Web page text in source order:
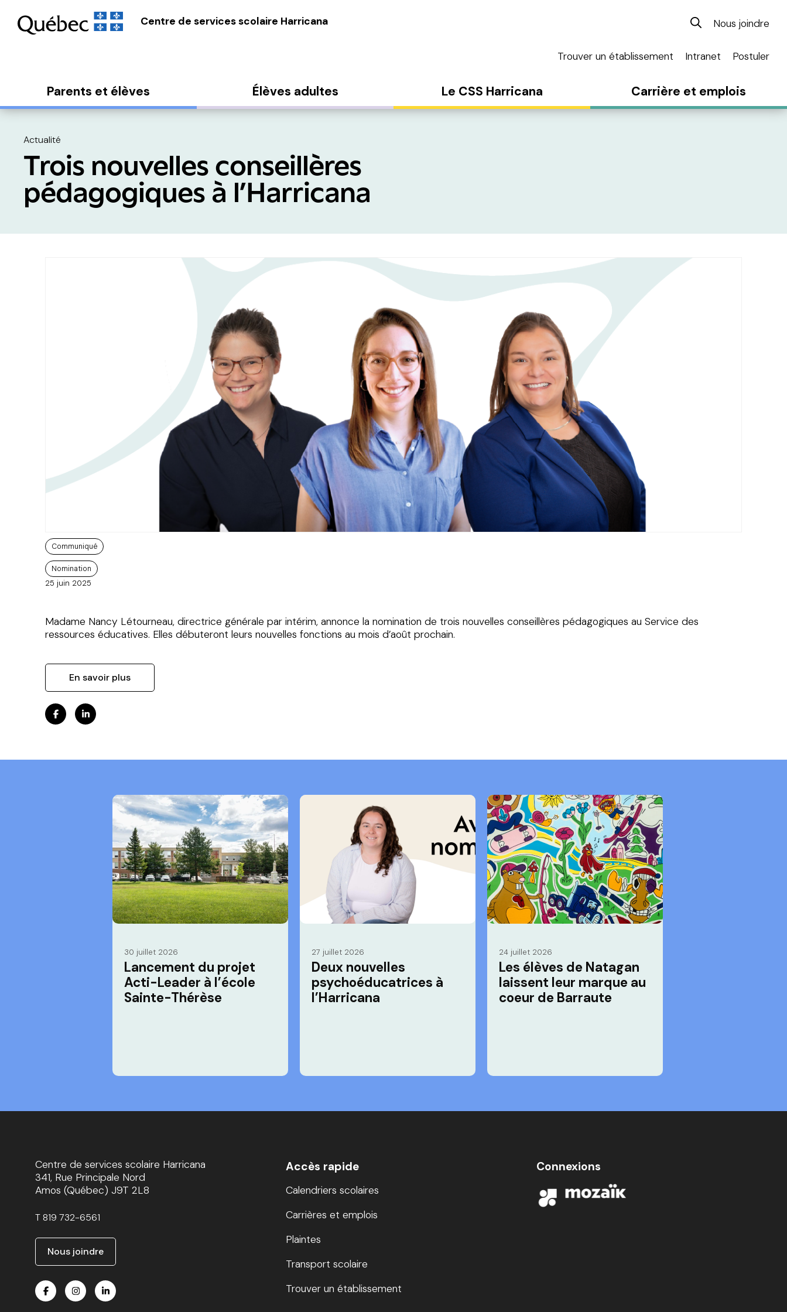
Centre de services scolaire Harricana Nous joindre
Trouver un établissement Intranet Postuler
Parents et élèves Élèves adultes Le CSS Harricana Carrière et emplois
Actualité
Trois nouvelles conseillères
pédagogiques à l’Harricana
Communiqué
Nomination
25 juin 2025
Madame Nancy Létourneau, directrice générale par intérim, annonce la nomination de trois nouvelles conseillères pédagogiques au Service des
ressources éducatives. Elles débuteront leurs nouvelles fonctions au mois d’août prochain.
En savoir plus
30 juillet 2026
Lancement du projet
Acti-Leader à l’école
Sainte-Thérèse
27 juillet 2026
Deux nouvelles
psychoéducatrices à
l’Harricana
24 juillet 2026
Les élèves de Natagan
laissent leur marque au
coeur de Barraute
Centre de services scolaire Harricana
341, Rue Principale Nord
Amos (Québec) J9T 2L8
T819 732-6561
Nous joindre
Accès rapide
Calendriers scolaires
Carrières et emplois
Plaintes
Transport scolaire
Trouver un établissement
Connexions